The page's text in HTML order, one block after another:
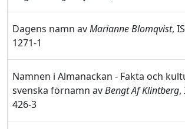
Dagens namn avMarianne Blomqvist,
1271-1
Namnen i Almanackan - Fakta och
svenska förnamn avBengt Af Klintberg,
426-3